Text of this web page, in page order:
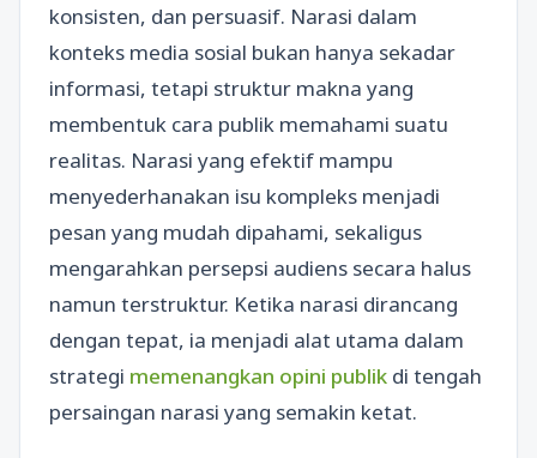
konsisten, dan persuasif. Narasi dalam
konteks media sosial bukan hanya sekadar
informasi, tetapi struktur makna yang
membentuk cara publik memahami suatu
realitas. Narasi yang efektif mampu
menyederhanakan isu kompleks menjadi
pesan yang mudah dipahami, sekaligus
mengarahkan persepsi audiens secara halus
namun terstruktur. Ketika narasi dirancang
dengan tepat, ia menjadi alat utama dalam
strategi memenangkan opini publik di tengah
persaingan narasi yang semakin ketat.